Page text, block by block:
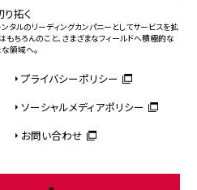
拓く
タルのリーディングカンパニーとしてサービスを拡
ちろんのこと、さまざまなフィールドへ積極的な
領域へ。
プライバシーポリシー
ソーシャルメディアポリシー
お問い合わせ